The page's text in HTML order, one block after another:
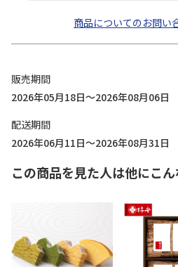
商品についてのお問い
販売期間
2026年05月18日～2026年08月06日
配送期間
2026年06月11日～2026年08月31日
この商品を見た人は他にこ